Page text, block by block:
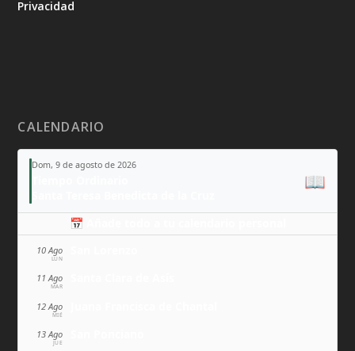
Privacidad
CALENDARIO
Dom, 9 de agosto de 2026
📖
📅 Añade todo a tu calendario personal
10 Ago
LUN
11 Ago
MAR
12 Ago
MIÉ
13 Ago
JUE